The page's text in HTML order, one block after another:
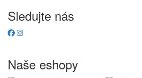
Sledujte nás
Naše eshopy